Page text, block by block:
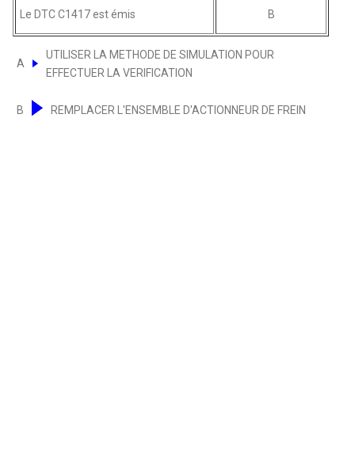
Le DTC C1417 est émis B
A
UTILISER LA METHODE DE SIMULATION POUR
EFFECTUER LA VERIFICATION
B REMPLACER L'ENSEMBLE D'ACTIONNEUR DE FREIN